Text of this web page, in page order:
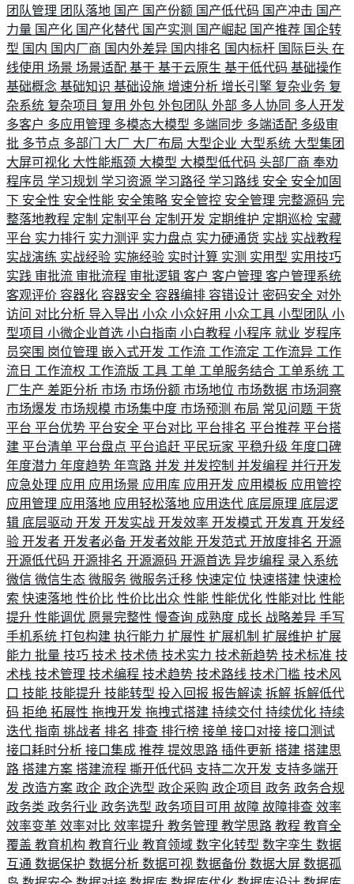
团队管理 团队落地 国产 国产份额 国产低代码 国产冲击 国产
力量 国产化 国产化替代 国产实测 国产崛起 国产推荐 国企转
型 国内 国内厂商 国内外差异 国内排名 国内标杆 国际巨头 在
线使用 场景 场景适配 基于 基于云原生 基于低代码 基础操作
基础概念 基础知识 基础设施 增速分析 增长引擎 复杂业务 复
杂系统 复杂项目 复用 外包 外包团队 外部 多人协同 多人开发
多客户 多应用管理 多模态大模型 多端同步 多端适配 多级审
批 多节点 多部门 大厂 大厂布局 大型企业 大型系统 大型集团
大屏可视化 大性能瓶颈 大模型 大模型低代码 头部厂商 奉劝
程序员 学习规划 学习资源 学习路径 学习路线 安全 安全加固
下 安全性 安全性能 安全策略 安全管控 安全管理 完整源码 完
整落地教程 定制 定制平台 定制开发 定期维护 定期巡检 宝藏
平台 实力排行 实力测评 实力盘点 实力硬通货 实战 实战教程
实战演练 实战经验 实施经验 实时计算 实测 实用型 实用技巧
实践 审批流 审批流程 审批逻辑 客户 客户管理 客户管理系统
客观评价 容器化 容器安全 容器编排 容错设计 密码安全 对外
访问 对比分析 导入导出 小众 小众好用 小众工具 小型团队 小
型项目 小微企业首选 小白指南 小白教程 小程序 就业 岁程序
员突围 岗位管理 嵌入式开发 工作流 工作流定 工作流异 工作
流日 工作流权 工作流版 工具 工单 工单服务结合 工单系统 工
厂生产 差距分析 市场 市场份额 市场地位 市场数据 市场洞察
市场爆发 市场规模 市场集中度 市场预测 布局 常见问题 干货
平台 平台优势 平台安全 平台对比 平台排名 平台推荐 平台搭
建 平台清单 平台盘点 平台追赶 平民玩家 平稳升级 年度口碑
年度潜力 年度趋势 年弯路 并发 并发控制 并发编程 并行开发
应急处理 应用 应用场景 应用库 应用开发 应用模板 应用管控
应用管理 应用落地 应用轻松落地 应用迭代 底层原理 底层逻
辑 底层驱动 开发 开发实战 开发效率 开发模式 开发真 开发经
验 开发者 开发者必备 开发者效能 开发范式 开放度排名 开源
开源低代码 开源排名 开源源码 开源首选 异步编程 录入系统
微信 微信生态 微服务 微服务迁移 快速定位 快速搭建 快速检
索 快速落地 性价比 性价比出众 性能 性能优化 性能对比 性能
提升 性能调优 愿景完整性 慢查询 成熟度 成长 战略差异 手写
手机系统 打包构建 执行能力 扩展性 扩展机制 扩展维护 扩展
能力 批量 技巧 技术 技术债 技术实力 技术新趋势 技术标准 技
术栈 技术管理 技术编程 技术趋势 技术路线 技术门槛 技术风
口 技能 技能提升 技能转型 投入回报 报告解读 拆解 拆解低代
码 拒绝 拓展性 拖拽开发 拖拽式搭建 持续交付 持续优化 持续
迭代 指南 挑战者 排名 排查 排行榜 接单 接口对接 接口测试
接口耗时分析 接口集成 推荐 提效思路 插件更新 搭建 搭建思
路 搭建方案 搭建流程 撕开低代码 支持二次开发 支持多端开
发 改造方案 政企 政企选型 政企采购 政企项目 政务 政务合规
政务类 政务行业 政务选型 政务项目可用 故障 故障排查 效率
效率变革 效率对比 效率提升 教务管理 教学思路 教程 教育全
覆盖 教育机构 教育行业 教育领域 数字化转型 数字孪生 数据
互通 数据保护 数据分析 数据可视 数据备份 数据大屏 数据孤